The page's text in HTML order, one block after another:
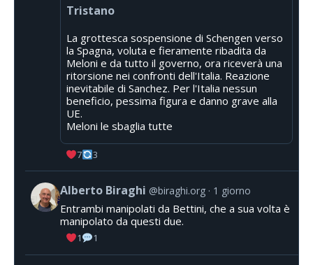
Tristano
La grottesca sospensione di Schengen verso
la Spagna, voluta e fieramente ribadita da
Meloni e da tutto il governo, ora riceverà una
ritorsione nei confronti dell'Italia. Reazione
inevitabile di Sanchez. Per l'Italia nessun
beneficio, pessima figura e danno grave alla
UE.
Meloni le sbaglia tutte
7 3
Alberto Biraghi @biraghi.org 1 giorno
Entrambi manipolati da Bettini, che a sua volta è
manipolato da questi due.
1 1